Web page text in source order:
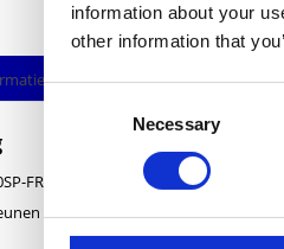
information about your
other information that
Necessary
FR1 staal, th verzinkt met panelen
MST0010